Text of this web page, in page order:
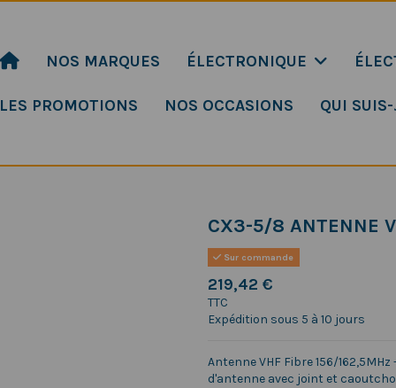
NOS MARQUES ÉLECTRONIQUE
LES PROMOTIONS NOS OCCASIONS QUI
CX3-5/8 ANTENNE
Sur commande
219,42 €
TTC
Expédition sous 5 à 10 jours
Antenne VHF Fibre 156/
d'antenne avec joint et